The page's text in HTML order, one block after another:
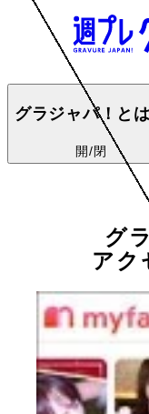
グラジャパ！と
開/閉
グ
アク